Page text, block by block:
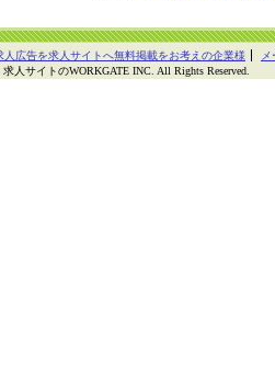
人広告を求人サイトへ無料掲載をお考えの企業様
人サイトのWORKGATE INC. All Rights Reserved.